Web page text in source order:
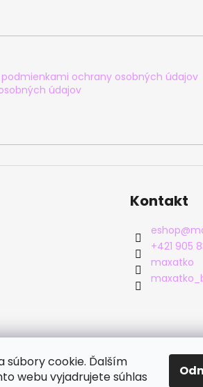
súbory cookie. Ďalším
webu vyjadrujete súhlas
podmienkami ochrany osobných údajov
údajov
Kontakt
eshop@
+421 905
maxatko